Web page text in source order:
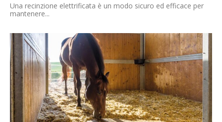
Una recinzione elettrificata è un modo sicuro ed efficace per
mantenere...